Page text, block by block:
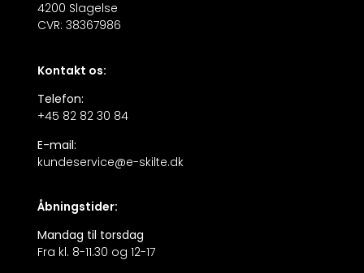
4200 Slagelse
CVR: 38367986
Kontakt os:
Telefon:
+45 82 82 30 84
E-mail:
kundeservice@e-skilte.dk
Åbningstider:
Mandag til torsdag
Fra kl. 8-11.30 og 12-17